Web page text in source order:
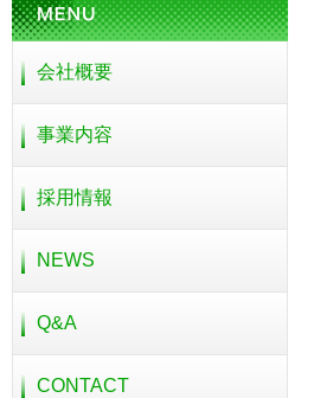
会社概要
事業内容
採用情報
NEWS
Q&A
CONTACT